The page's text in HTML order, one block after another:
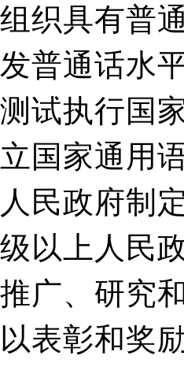
织具有普
普通话水
试执行国
国家通用
民政府制
以上人民
广、研究
表彰和奖